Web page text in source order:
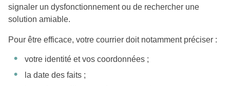
signaler un dysfonctionnement ou de rechercher une
solution amiable.
Pour être efficace, votre courrier doit notamment préciser :
votre identité et vos coordonnées ;
la date des faits ;